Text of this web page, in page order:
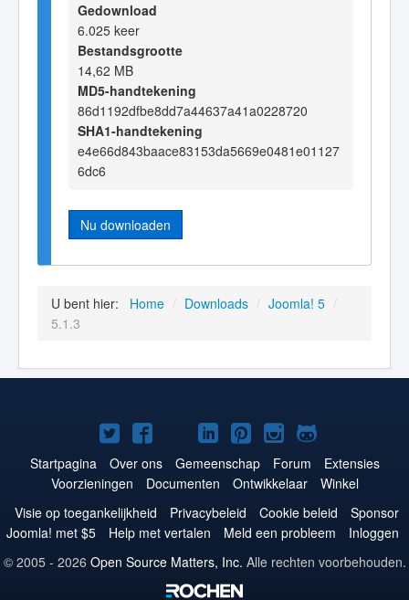
Gedownload
6.025 keer
Bestandsgrootte
14,62 MB
MD5-handtekening
86d1192dfbe8dd7a44637a41a0228720
SHA1-handtekening
e4e66d843baace83153da5669e0481e01127
6dc6
Nu downloaden
U bent hier: Home / Downloads / Joomla! 5 /
5.1.3
Joomla!
op
Twitter
Joomla!
op
Facebook
Joomla!
op
YouTube
Joomla!
op
LinkedIn
Joomla!
op
Pinterest
Joomla!
op
Instagram
Joomla!
op
GitHub
Startpagina Over ons Gemeenschap Forum
Extensies
Voorzieningen
Documenten Ontwikkelaar
Winkel
Visie op toegankelijkheid
Privacybeleid Cookie beleid
Sponsor
Joomla! met $5
Help met vertalen Meld een probleem
Inloggen
© 2005 - 2026 Open Source Matters, Inc. Alle rechten voorbehouden.